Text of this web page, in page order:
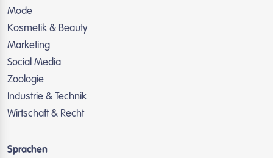
Mode
Kosmetik & Beauty
Marketing
Social Media
Zoologie
Industrie & Technik
Wirtschaft & Recht
Sprachen